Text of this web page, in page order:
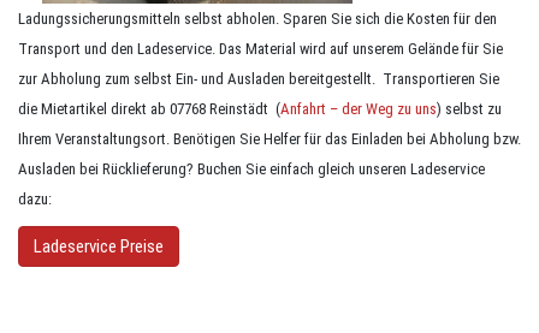
Ladungssicherungsmitteln selbst abholen. Sparen Sie sich die Kosten für den
Transport und den Ladeservice. Das Material wird auf unserem Gelände für Sie
zur Abholung zum selbst Ein- und Ausladen bereitgestellt. Transportieren Sie
die Mietartikel direkt ab 07768 Reinstädt (Anfahrt – der Weg zu uns) selbst zu
Ihrem Veranstaltungsort. Benötigen Sie Helfer für das Einladen bei Abholung bzw.
Ausladen bei Rücklieferung? Buchen Sie einfach gleich unseren Ladeservice
dazu:
Ladeservice Preise